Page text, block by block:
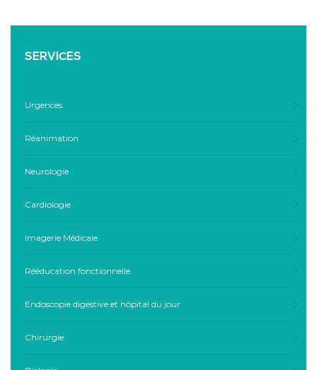
SERVICES
Urgences
Réanimation
Neurologie
Cardiologie
Imagerie Médicale
Rééducation fonctionnelle
Endoscopie digestive et hôpital du jour
Chirurgie